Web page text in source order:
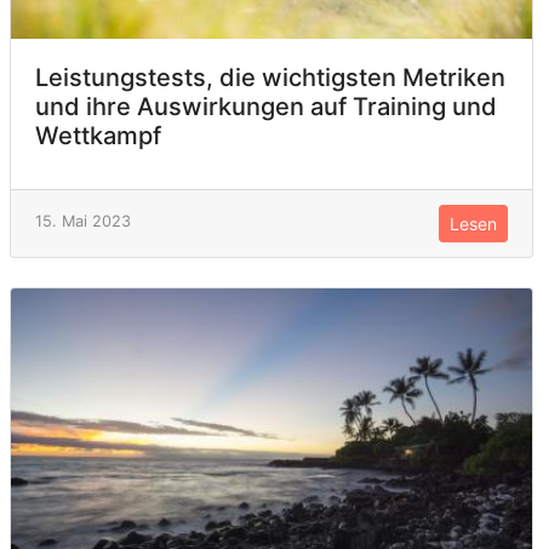
Leistungstests, die wichtigsten Metriken
und ihre Auswirkungen auf Training und
Wettkampf
15. Mai 2023 Lesen